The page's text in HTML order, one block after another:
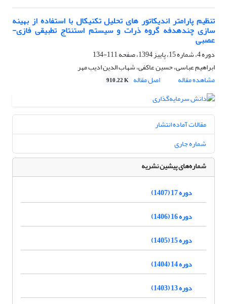
تنظیم پارامتر اندیکاتور های تحلیل تکنیکال با استفاده از بهینه
سازی چندهدفه گروه ذرات و سیستم استنتاج تطبیقی فازی-
عصبی
دوره 4، شماره 15، پاییز 1394، صفحه
111-134
ابراهیم عباسی، حسین عاکفی، شهاب الدین ادیب مهر
مشاهده مقاله
اصل مقاله 910.22 K
مقالات آماده انتشار
شماره جاری
شماره‌های پیشین نشریه
دوره 17 (1407)
دوره 16 (1406)
دوره 15 (1405)
دوره 14 (1404)
دوره 13 (1403)